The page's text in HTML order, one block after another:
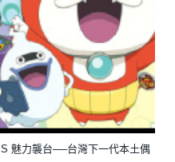
魅力襲台──台灣下一代本土偶